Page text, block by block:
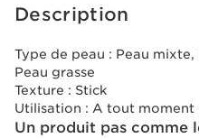
Description
Type de peau : Peau mixte,
Peau grasse
Texture : Stick
Utilisation : A tout moment
Un produit pas comme